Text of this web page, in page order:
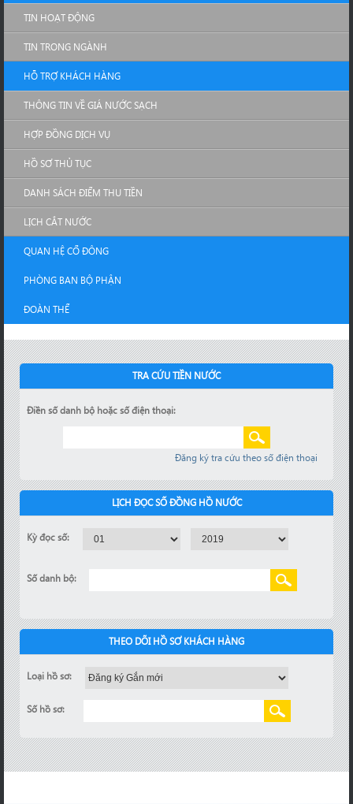
TIN HOẠT ĐỘNG
TIN TRONG NGÀNH
HỖ TRỢ KHÁCH HÀNG
THÔNG TIN VỀ GIÁ NƯỚC SẠCH
HỢP ĐỒNG DỊCH VỤ
HỒ SƠ THỦ TỤC
DANH SÁCH ĐIỂM THU TIỀN
LỊCH CẮT NƯỚC
QUAN HỆ CỔ ĐÔNG
PHÒNG BAN BỘ PHẬN
ĐOÀN THỂ
TRA CỨU TIỀN NƯỚC
Điền số danh bộ hoặc số điện thoại:
Đăng ký tra cứu theo số điện thoại
LỊCH ĐỌC SỐ ĐỒNG HỒ NƯỚC
Kỳ đọc số:
Số danh bộ:
THEO DÕI HỒ SƠ KHÁCH HÀNG
Loại hồ sơ:
Số hồ sơ: